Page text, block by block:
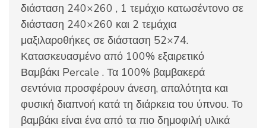
διάσταση 240×260 , 1 τεμάχιο κατωσέντονο σε
διάσταση 240×260 και 2 τεμάχια
μαξιλαροθήκες σε διάσταση 52×74.
Κατασκευασμένο από 100% εξαιρετικό
Βαμβάκι Percale . Τα 100% βαμβακερά
σεντόνια προσφέρουν άνεση, απαλότητα και
φυσική διαπνοή κατά τη διάρκεια του ύπνου. Το
βαμβάκι είναι ένα από τα πιο δημοφιλή υλικά